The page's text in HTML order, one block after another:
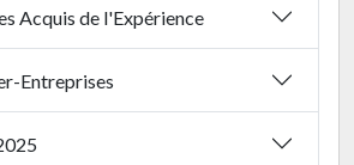
Acquis de l'Expérience
Entreprises